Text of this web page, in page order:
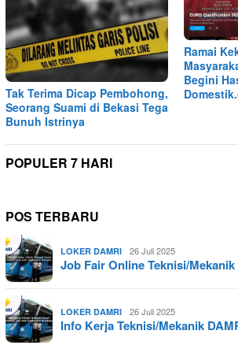
Tak Terima Dicap Pembohong,
Seorang Suami di Bekasi Tega
Bunuh Istrinya
Ramai
Begini
POPULER 7 HARI
POS TERBARU
LOKER DAMRI 26 Juli 2025
Job Fair Online Teknisi/
LOKER DAMRI 26 Juli 2025
Info Kerja Teknisi/Mekanik